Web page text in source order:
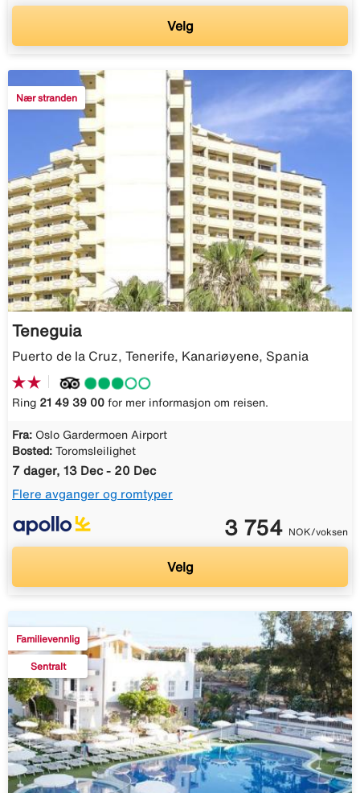
Velg
Nær stranden
Teneguia
Puerto de la Cruz, Tenerife, Kanariøyene, Spania
Ring 21 49 39 00 for mer informasjon om reisen.
Fra: Oslo Gardermoen Airport
Bosted: Toromsleilighet
7 dager, 13 Dec - 20 Dec
Flere avganger og romtyper
3 754 NOK/voksen
Velg
Familievennlig
Sentralt